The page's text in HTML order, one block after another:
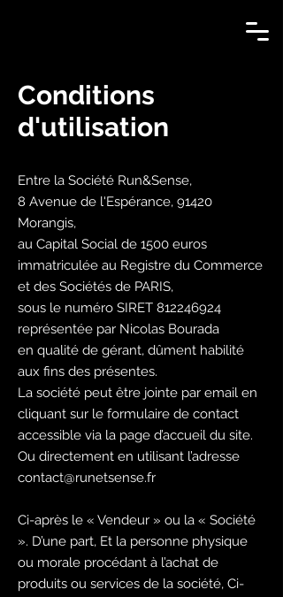
Conditions
d'utilisation
Entre la Société Run&Sense,
8 Avenue de l'Espérance, 91420
Morangis,
au Capital Social de 1500 euros
immatriculée au Registre du Commerce
et des Sociétés de PARIS,
sous le numéro SIRET 812246924
représentée par Nicolas Bourada
en qualité de gérant, dûment habilité
aux fins des présentes.
La société peut être jointe par email en
cliquant sur le formulaire de contact
accessible via la page d’accueil du site.
Ou directement en utilisant l’adresse
contact@runetsense.fr
Ci-après le « Vendeur » ou la « Société
». D’une part, Et la personne physique
ou morale procédant à l’achat de
produits ou services de la société, Ci-